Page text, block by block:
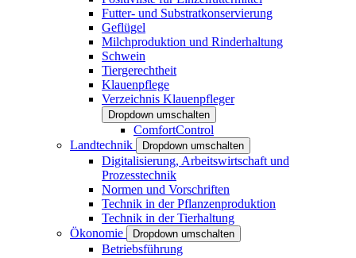
Futter- und Substratkonservierung
Geflügel
Milchproduktion und Rinderhaltung
Schwein
Tiergerechtheit
Klauenpflege
Verzeichnis Klauenpfleger
Dropdown umschalten
ComfortControl
Landtechnik
Dropdown umschalten
Digitalisierung, Arbeitswirtschaft und
Prozesstechnik
Normen und Vorschriften
Technik in der Pflanzenproduktion
Technik in der Tierhaltung
Ökonomie
Dropdown umschalten
Betriebsführung